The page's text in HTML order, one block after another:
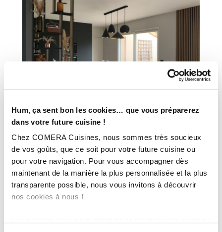
Hum, ça sent bon les cookies… que vous préparerez
dans votre future cuisine !
Chez COMERA Cuisines, nous sommes très soucieux
de vos goûts, que ce soit pour votre future cuisine ou
pour votre navigation. Pour vous accompagner dès
maintenant de la manière la plus personnalisée et la plus
transparente possible, nous vous invitons à découvrir
nos cookies à nous !